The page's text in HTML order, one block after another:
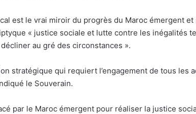
est le vrai miroir du progrès du Maroc émergent
« justice sociale et lutte contre les inégalités
au gré des circonstances ».
stratégique qui requiert l’engagement de tous les
le Souverain.
par le Maroc émergent pour réaliser la justice